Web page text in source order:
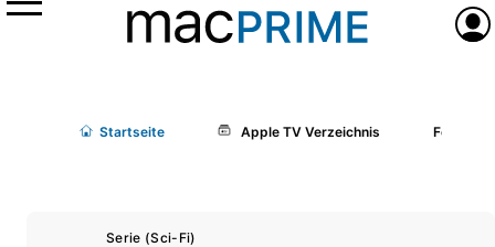
Menü
Startseite Apple TV Verzeichnis
Serie (Sci-Fi)